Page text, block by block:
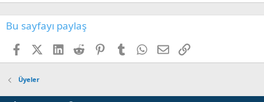
Bu sayfayı paylaş
FacebookX (Twitter)
LinkedIn
Reddit PinterestTumblr WhatsApp
E-postaLink
Üyeler